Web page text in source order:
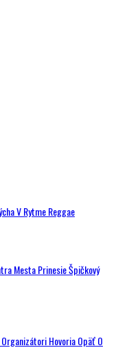
V Rytme Reggae
Mesta Prinesie Špičkový
Hovoria Opäť O